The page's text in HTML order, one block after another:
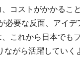
コストがかかるこ
必要な反面、アイ
これから日本でも
がら活躍していく